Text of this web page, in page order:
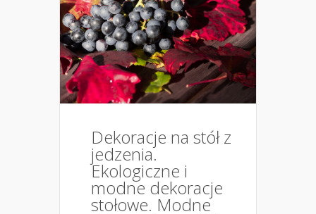
Dekoracje na stół z
jedzenia.
Ekologiczne i
modne dekoracje
stołowe. Modne